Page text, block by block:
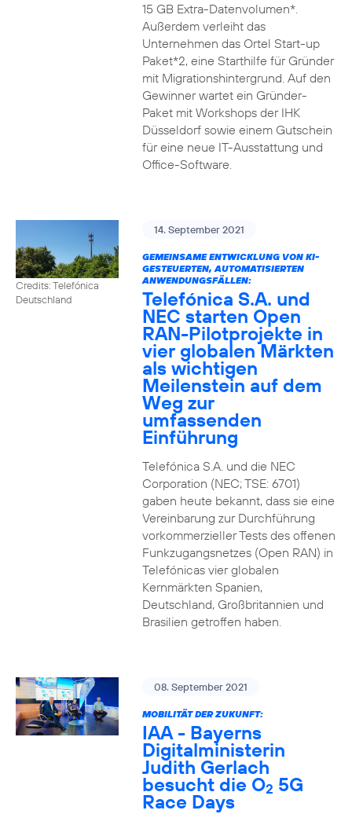
15 GB Extra-Datenvolumen*.
Außerdem verleiht das
Unternehmen das Ortel Start-up
Paket*2, eine Starthilfe für Gründer
mit Migrationshintergrund. Auf den
Gewinner wartet ein Gründer-
Paket mit Workshops der IHK
Düsseldorf sowie einem Gutschein
für eine neue IT-Ausstattung und
Office-Software.
Credits: Telefónica
Deutschland
14. September 2021
GEMEINSAME ENTWICKLUNG VON KI-
GESTEUERTEN, AUTOMATISIERTEN
ANWENDUNGSFÄLLEN:
Telefónica S.A. und
NEC starten Open
RAN-Pilotprojekte in
vier globalen Märkten
als wichtigen
Meilenstein auf dem
Weg zur
umfassenden
Einführung
Telefónica S.A. und die NEC
Corporation (NEC; TSE: 6701)
gaben heute bekannt, dass sie eine
Vereinbarung zur Durchführung
vorkommerzieller Tests des offenen
Funkzugangsnetzes (Open RAN) in
Telefónicas vier globalen
Kernmärkten Spanien,
Deutschland, Großbritannien und
Brasilien getroffen haben.
08. September 2021
MOBILITÄT DER ZUKUNFT:
IAA - Bayerns
Digitalministerin
Judith Gerlach
besucht die O2 5G
Race Days